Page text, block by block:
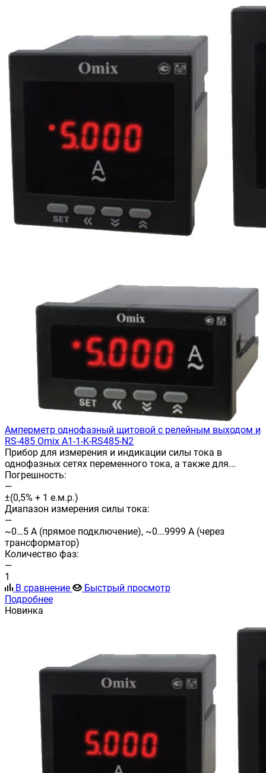
Амперметр однофазный щитовой с релейным выходом и
RS-485 Omix A1-1-K-RS485-N2
Прибор для измерения и индикации силы тока в
однофазных сетях переменного тока, а также для...
Погрешность:
—
±(0,5% + 1 е.м.р.)
Диапазон измерения силы тока:
—
~0…5 А (прямое подключение), ~0...9999 А (через
трансформатор)
Количество фаз:
—
1
В сравнение
Быстрый просмотр
Подробнее
Новинка